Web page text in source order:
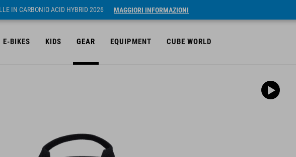
IN CARBONIO ACID HYBRID 2026 MAGGIORI INFORMAZIONI
E-BIKES KIDS GEAR EQUIPMENT CUBE WORLD